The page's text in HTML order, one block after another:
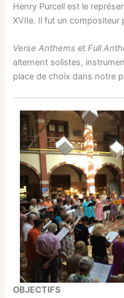
Henry Purcell est le
XVIIe. Il fut un compositeur
Verse Anthems etFull
alternent solistes,
place de choix dans notre
OBJECTIFS